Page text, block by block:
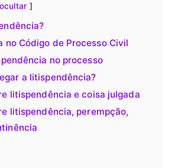
ocultar
no Código de Processo Civil
no processo
a litispendência?
litispendência e coisa julgada
litispendência, perempção,